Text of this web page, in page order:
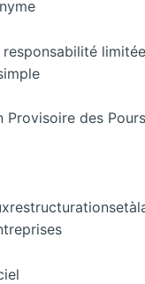
responsabilité
Provisoire des